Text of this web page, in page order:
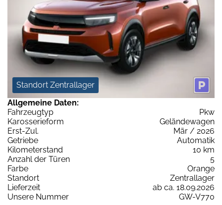
Standort Zentrallager
Allgemeine Daten:
Fahrzeugtyp
Pkw
Karosserieform
Geländewagen
Erst-Zul.
Mär / 2026
Getriebe
Automatik
Kilometerstand
10 km
Anzahl der Türen
5
Farbe
Orange
Standort
Zentrallager
Lieferzeit
ab ca. 18.09.2026
Unsere Nummer
GW-V770